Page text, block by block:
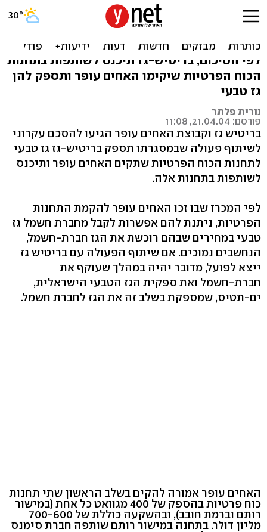
בריטיש-גז והאחים עופר:
שת"פ בייצור חשמל מגז טבעי
לפי הסיכום, בריטיש-גז תיכנס לשותפות בתחנות
הכוח הפרטיות שיקימו האחים עופר ותספק להן
גז טבעי
נורית פלתר
פורסם: 21.04.04, 11:08
בריטיש גז וקבוצת האחים עופר הגיעו להסכם עקרוני
לשיתוף פעולה שבמסגרתו תספק בריטיש-גז גז טבעי
לתחנות הכוח הפרטיות שתקים האחים עופר ותיכנס
לשותפות בתחנות אלה.
לפי המכרז שבו זכו האחים עופר להקמת התחנות
הפרטיות, ניתנת להם אפשרות לקבל מחברת חשמל גז
טבעי במחירים שבהם רוכשת את הגז חברת-חשמל,
הנחשבים נמוכים. אם שיתוף הפעולה עם בריטיש גז
ייצא לפועל, מדובר יהיה במהלך שעוקף את
חברת-חשמל ואת ספקית הגז הטבעי הישראלית,
ים-תטיס, שמספקת בשלב זה את הגז לחברת חשמל.
האחים עופר אמורה להקים בשלב הראשון שתי תחנות
כוח פרטיות בהספק של 400 מגוואט כל אחת (במישור
רותם וברמת חובב), ובהשקעה כוללת של 700-600
מליון דולר. בתחנה במישור רותם שותפה חברת סימנס